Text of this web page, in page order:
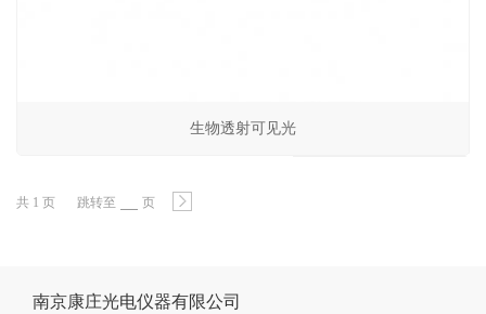
生物透射可见光
共 1 页 跳转至 页
南京康庄光电仪器有限公司